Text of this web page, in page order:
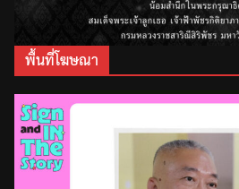
พื้นที่โฆษณา